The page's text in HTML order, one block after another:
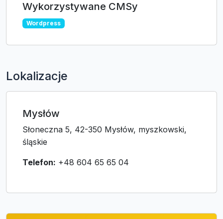
Wykorzystywane CMSy
Wordpress
Lokalizacje
Mysłów
Słoneczna 5, 42-350 Mysłów, myszkowski,
śląskie
Telefon: +48 604 65 65 04